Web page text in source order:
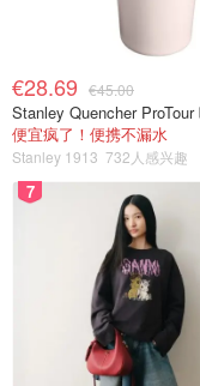
€28.69 €45.00
便宜疯了！便携不漏水
Stanley 1913 732人感兴趣
7